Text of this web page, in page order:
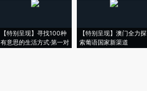
【特别呈现】寻找100种
有意思的生活方式·第一对
【特别呈现】澳门全力探
索葡语国家新渠道